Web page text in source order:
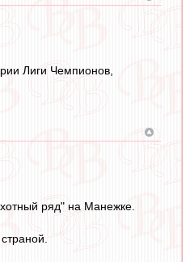
Лиги Чемпионов,
ряд" на Манежке.